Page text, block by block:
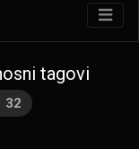
tagovi
32